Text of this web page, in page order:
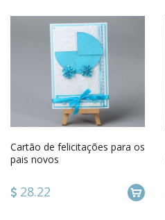
Cartão de felicitações para os
pais novos
28.22